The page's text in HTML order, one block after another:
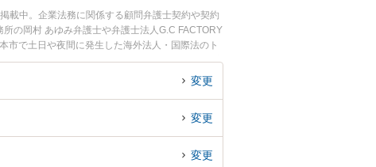
載中。企業法務に関係する顧問弁護士契約や契約
の岡村 あゆみ弁護士や弁護士法人G.C FACTORY
市で土日や夜間に発生した海外法人・国際法のト
無料で海外法人・国際法を法律相談できる松本市
変更
変更
変更